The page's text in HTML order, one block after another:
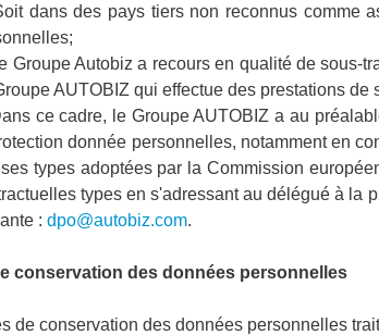
dans des pays tiers non reconnus comme
Groupe Autobiz a recours en qualité de sous-
AUTOBIZ qui effectue des prestations
ce cadre, le Groupe AUTOBIZ a au
donnée personnelles, notamment en
types adoptées par la Commission
types en s'adressant au délégué à la
: dpo@autobiz.com.
conservation des données personnelles
de conservation des données personnelles